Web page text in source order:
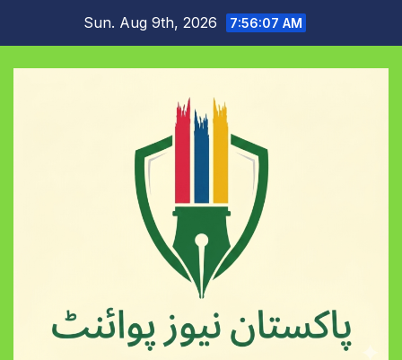
content
Sun. Aug 9th, 2026 7:56:07 AM